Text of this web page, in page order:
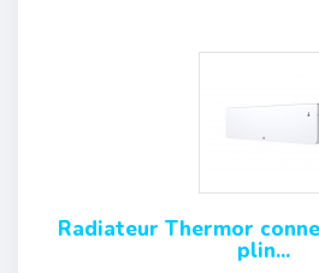
Radiateur Thermor
plin...